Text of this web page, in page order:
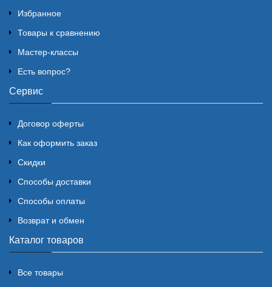
Избранное
Товары к сравнению
Мастер-классы
Есть вопрос?
Сервис
Договор оферты
Как оформить заказ
Скидки
Способы доставки
Способы оплаты
Возврат и обмен
Каталог товаров
Все товары